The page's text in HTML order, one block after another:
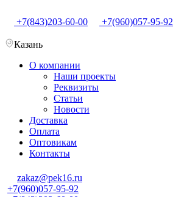
+7(843)203-60-00 +7(960)057-95-92
Казань
О компании
Наши проекты
Реквизиты
Статьи
Новости
Доставка
Оплата
Оптовикам
Контакты
zakaz@pek16.ru
+7(960)057-95-92